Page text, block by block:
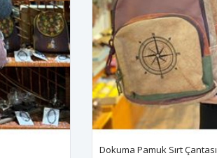
Dokuma Pamuk Sırt Çantası